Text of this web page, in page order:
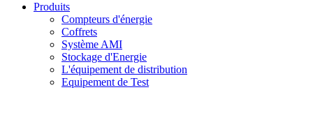
Produits
Compteurs d'énergie
Coffrets
Système AMI
Stockage d'Energie
L'équipement de distribution
Equipement de Test